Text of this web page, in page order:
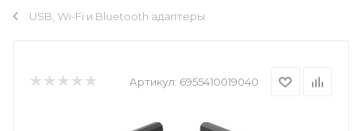
USB, Wi-Fi и Bluetooth адаптеры
Артикул: 6955410019040